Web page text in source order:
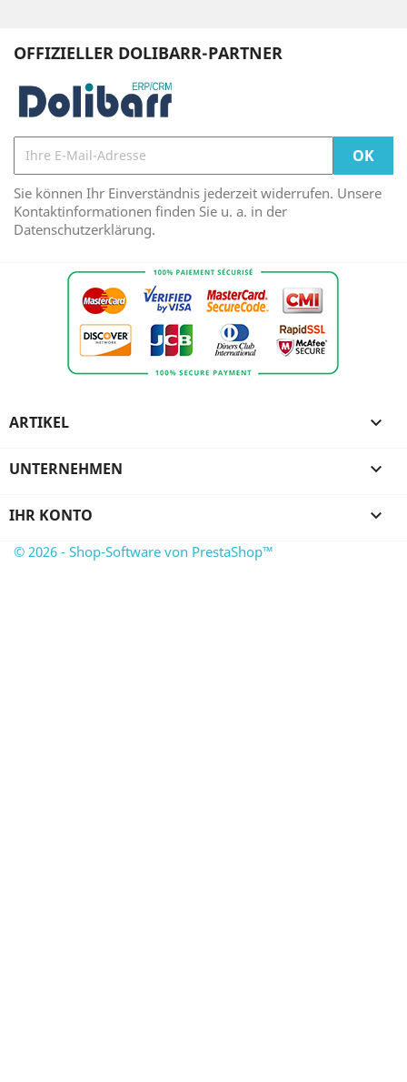
OFFIZIELLER DOLIBARR-PARTNER
Sie können Ihr Einverständnis jederzeit widerrufen. Unsere
Kontaktinformationen finden Sie u. a. in der
Datenschutzerklärung.
ARTIKEL 
UNTERNEHMEN 
IHR KONTO 
© 2026 - Shop-Software von PrestaShop™